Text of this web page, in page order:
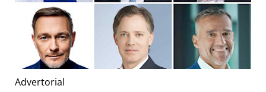
Advertorial